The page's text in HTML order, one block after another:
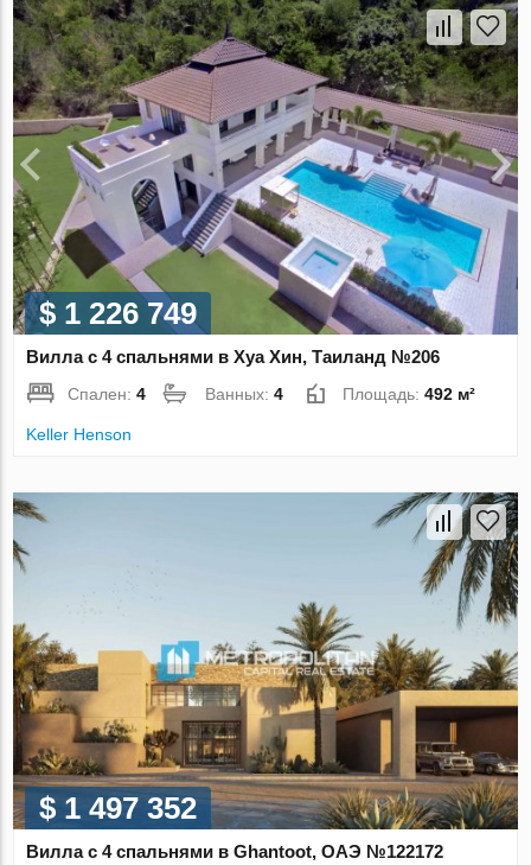
$ 1 226 749
Вилла с 4 спальнями в Хуа Хин, Таиланд №206
Спален:4 Ванных:4 Площадь:492 м²
Keller Henson
$ 1 497 352
Вилла с 4 спальнями в Ghantoot, ОАЭ №122172